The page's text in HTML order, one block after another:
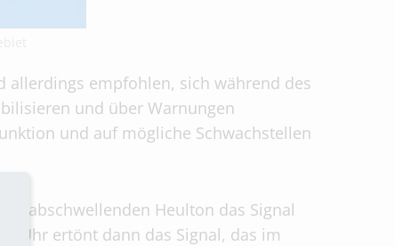
allerdings empfohlen, sich während des
und über Warnungen
und auf mögliche Schwachstellen
abschwellenden Heulton das Signal
Uhr ertönt dann das Signal, das im